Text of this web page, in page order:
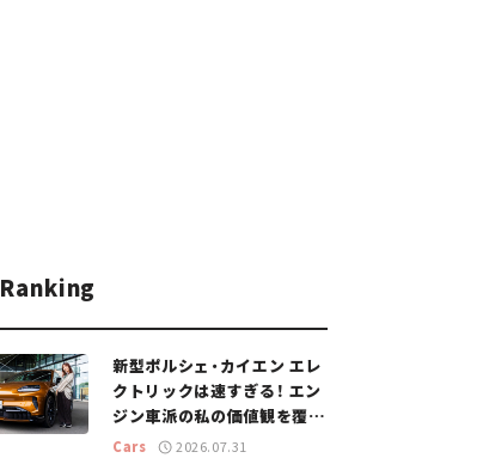
Ranking
新型ポルシェ・カイエン エレ
クトリックは速すぎる！ エン
ジン車派の私の価値観を覆し
た、新しいポルシェの走り。
Cars 2026.07.31